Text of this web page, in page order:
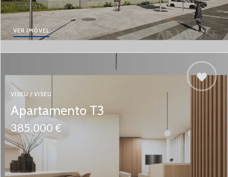
VER IMÓVEL
VISEU / VISEU
Apartamento T3
385.000 €